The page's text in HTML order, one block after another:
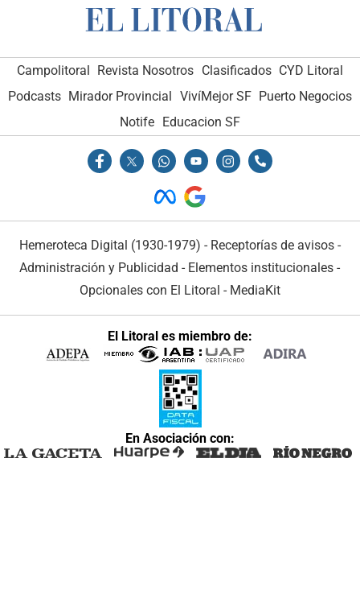
Campolitoral Revista Nosotros Clasificados CYD Litoral
Podcasts Mirador Provincial VivíMejor SF Puerto Negocios
Notife Educacion SF
Hemeroteca Digital (1930-1979) - Receptorías de avisos -
Administración y Publicidad - Elementos institucionales -
Opcionales con El Litoral - MediaKit
El Litoral es miembro de:
En Asociación con: